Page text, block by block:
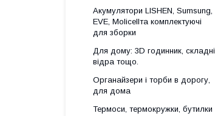
Акумулятори LISHEN, Sumsung,
EVE, Molicellта комплектуючі
для зборки
Для дому: 3D годинник, складні
відра тощо.
Органайзери і торби в дорогу,
для дома
Термоси, термокружки, бутилки